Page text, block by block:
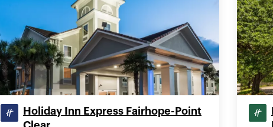
Holiday Inn Express Fairhope-Point